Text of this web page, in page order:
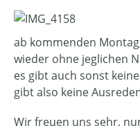
ab kommenden
wieder ohne jeglichen
es gibt auch sonst
gibt also keine
Wir freuen uns sehr,